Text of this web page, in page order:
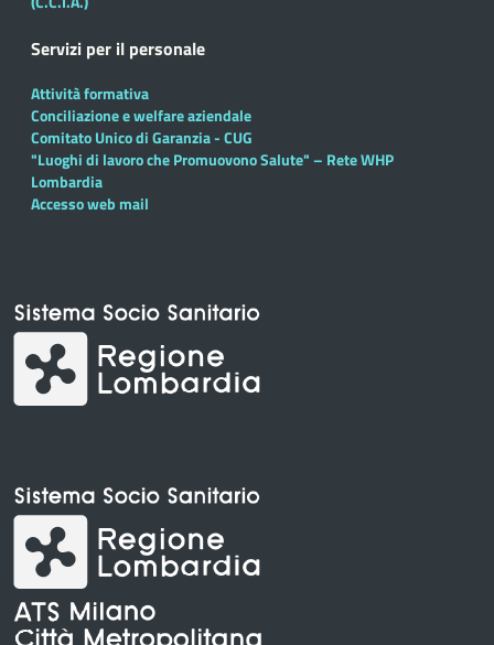
Servizi per il personale
Attività formativa
Conciliazione e welfare aziendale
Comitato Unico di Garanzia - CUG
"Luoghi di lavoro che Promuovono Salute" – Rete WHP
Lombardia
Accesso web mail